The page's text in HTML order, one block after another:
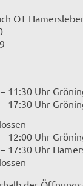
OT
11:30 Uhr
17:30 Uhr
12:00 Uhr
17:30 Uhr